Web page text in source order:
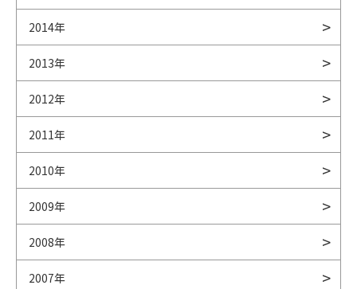
2014年
2013年
2012年
2011年
2010年
2009年
2008年
2007年